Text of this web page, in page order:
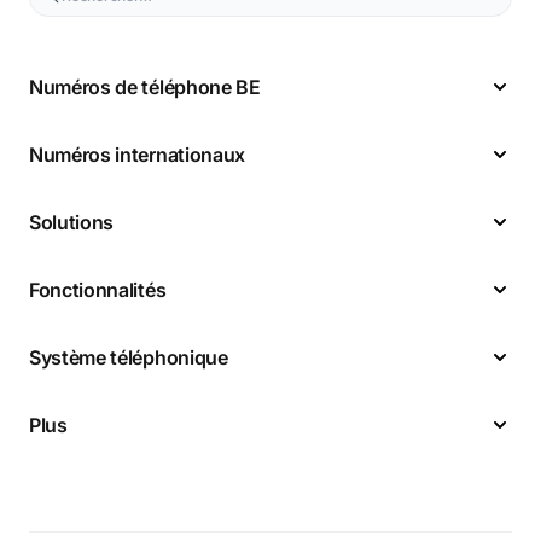
Numéros de téléphone BE
Numéros internationaux
Solutions
Fonctionnalités
Système téléphonique
Plus